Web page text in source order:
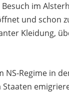
im
und schon
Kleidung,
NS-Regime in